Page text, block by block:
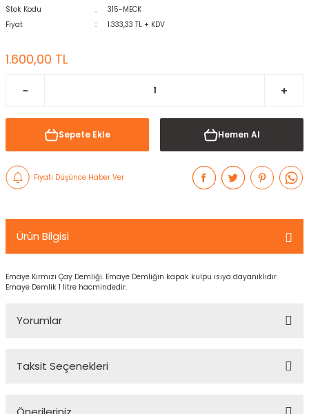
Stok Kodu
315-MECK
Fiyat
1.333,33 TL + KDV
1.600,00 TL
Sepete Ekle Hemen Al
Fiyatı Düşünce Haber Ver
Ürün Bilgisi
Emaye Kırmızı Çay Demliği. Emaye Demliğin kapak kulpu ısıya dayanıklıdır.
Emaye Demlik 1 litre hacmindedir.
Yorumlar
Taksit Seçenekleri